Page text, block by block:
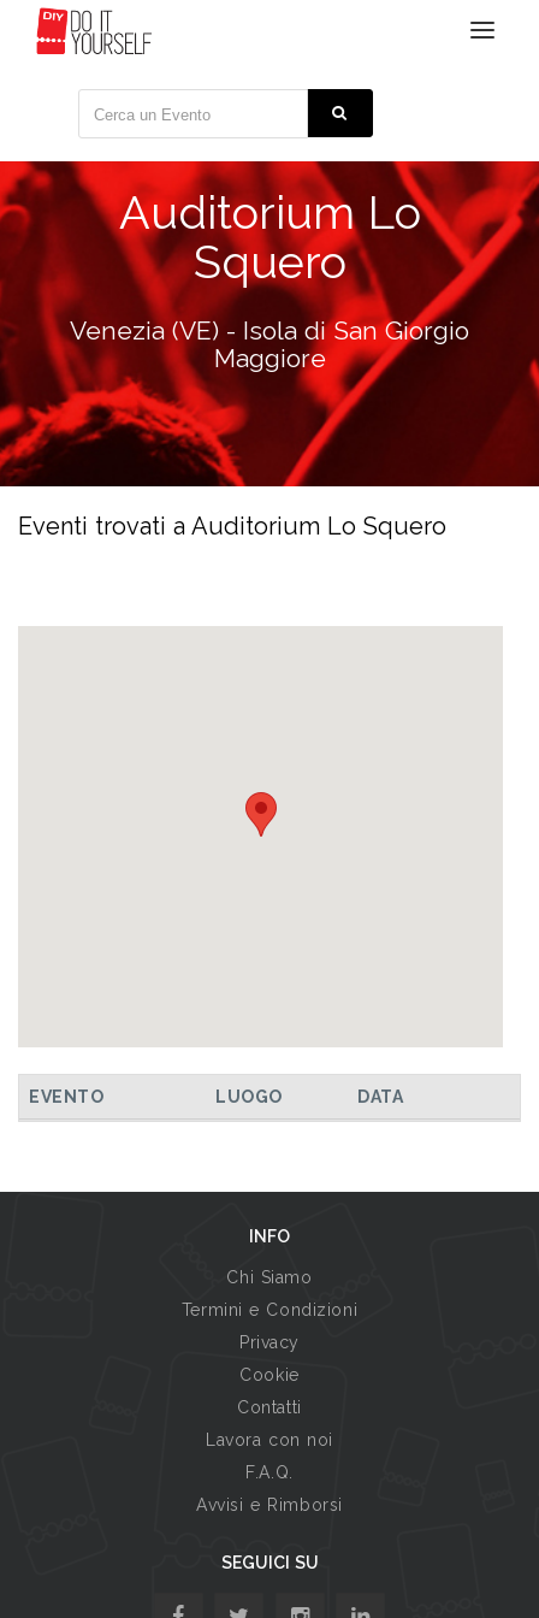
Toggle
Auditorium Lo
Squero
Venezia (VE) - Isola di San Giorgio
Maggiore
Eventi trovati a Auditorium Lo Squero
EVENTO LUOGO DATA
INFO
Chi Siamo
Termini e Condizioni
Privacy
Cookie
Contatti
Lavora con noi
F.A.Q.
Avvisi e Rimborsi
SEGUICI SU